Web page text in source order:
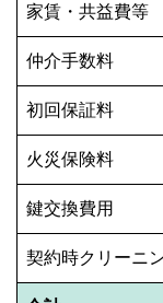
家賃・共益費等
仲介手数料
初回保証料
火災保険料
鍵交換費用
契約時クリーニ